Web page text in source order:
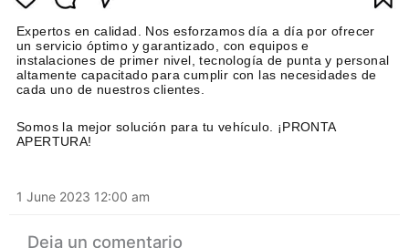
Expertos en calidad. Nos esforzamos día a día por ofrecer
un servicio óptimo y garantizado, con equipos e
instalaciones de primer nivel, tecnología de punta y personal
altamente capacitado para cumplir con las necesidades de
cada uno de nuestros clientes.
Somos la mejor solución para tu vehículo. ¡PRONTA
APERTURA!
1 June 2023 12:00 am
Deja un comentario